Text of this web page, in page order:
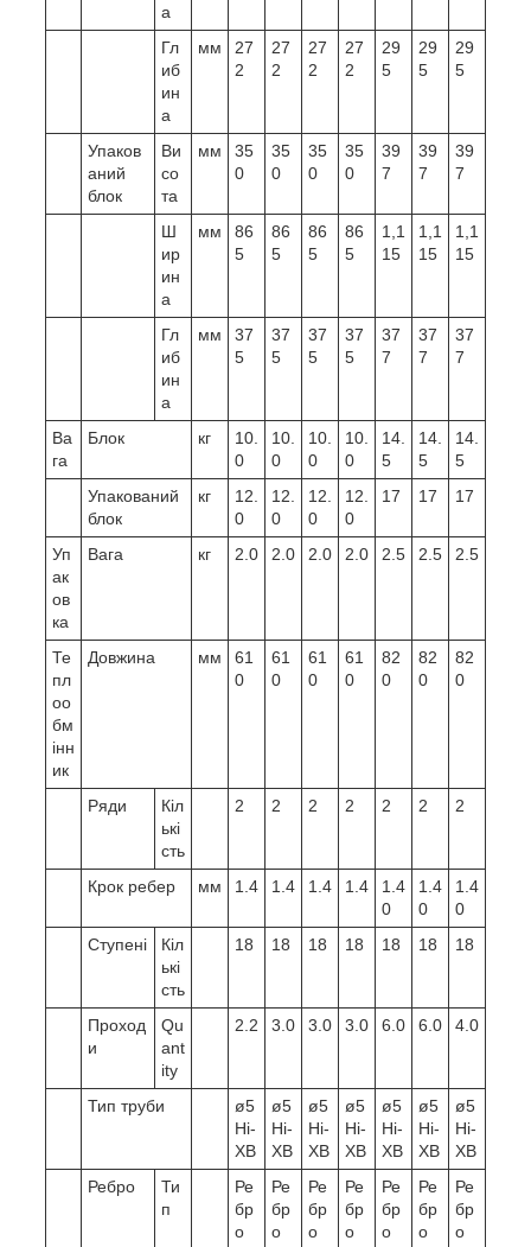
а
Гл
иб
ин
а
мм
27
2
27
2
27
2
27
2
29
5
29
5
29
5
Упаков
аний
блок
Ви
со
та
мм
35
0
35
0
35
0
35
0
39
7
39
7
39
7
Ш
ир
ин
а
мм
86
5
86
5
86
5
86
5
1,1
15
1,1
15
1,1
15
Гл
иб
ин
а
мм
37
5
37
5
37
5
37
5
37
7
37
7
37
7
Ва
га
Блок кг
10.
0
10.
0
10.
0
10.
0
14.
5
14.
5
14.
5
Упакований
блок
кг
12.
0
12.
0
12.
0
12.
0
17 17 17
Уп
ак
ов
ка
Вага кг 2.0 2.0 2.0 2.0 2.5 2.5 2.5
Те
пл
оо
бм
інн
ик
Довжина мм
61
0
61
0
61
0
61
0
82
0
82
0
82
0
Ряди
Кіл
ькі
сть
2 2 2 2 2 2 2
Крок ребер мм 1.4 1.4 1.4 1.4
1.4
0
1.4
0
1.4
0
Ступені
Кіл
ькі
сть
18 18 18 18 18 18 18
Проход
и
Qu
ant
ity
2.2 3.0 3.0 3.0 6.0 6.0 4.0
Тип труби
ø5
Hi-
XB
ø5
Hi-
XB
ø5
Hi-
XB
ø5
Hi-
XB
ø5
Hi-
XB
ø5
Hi-
XB
ø5
Hi-
XB
Ребро
Ти
п
Ре
бр
о
Ре
бр
о
Ре
бр
о
Ре
бр
о
Ре
бр
о
Ре
бр
о
Ре
бр
о